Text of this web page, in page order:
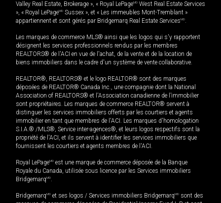
Valley Real Estate, Brokerage », « Royal LePageMD West Real Estate Services
», « Royal LePageMD Sussex », et « Les immeubles Mont-Tremblant »
appartiennent et sont gérés par Bridgemarq Real Estate ServicesMD.
Les marques de commerce MLS® ainsi que les logos qui s'y rapportent
désignent les services professionnels rendus par les membres
REALTORS® de l'ACI en vue de l'achat, de la vente et de la location de
biens immobiliers dans le cadre d'un système de vente collaborative.
REALTOR®, REALTORS® et le logo REALTOR® sont des marques
déposées de REALTOR® Canada Inc., une compagnie dont la National
Association of REALTORS® et l'Association canadienne de l’immobilier
sont propriétaires. Les marques de commerce REALTOR® servent à
distinguer les services immobiliers offerts par les courtiers et agents
immobilier en tant que membres de l'ACI. Les marques d'homologation
S.I.A.® /MLS®, Service inter-agences®, et leurs logos respectifs sont la
propriété de l'ACI, et ils servent à identifier les services immobiliers que
fournissent les courtiers et agents membres de l'ACI.
Royal LePageMD est une marque de commerce déposée de la Banque
Royale du Canada, utilisée sous licence par les Services immobiliers
BridgemarqMD.
BridgemarqMD et ses logos / Services immobiliers BridgemarqMD sont des